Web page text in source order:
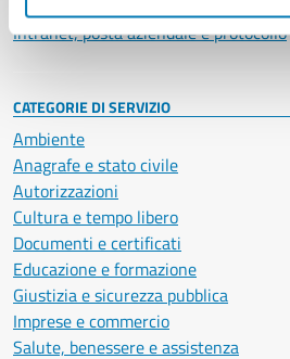
Intranet, posta aziendale e protocollo
CATEGORIE DI SERVIZIO
Ambiente
Anagrafe e stato civile
Autorizzazioni
Cultura e tempo libero
Documenti e certificati
Educazione e formazione
Giustizia e sicurezza pubblica
Imprese e commercio
Salute, benessere e assistenza